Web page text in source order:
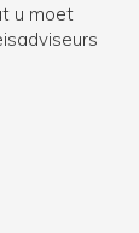
u moet